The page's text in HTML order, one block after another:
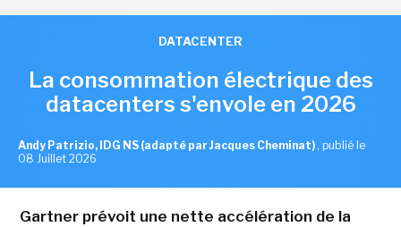
DATACENTER
La consommation électrique des
datacenters s'envole en 2026
Andy Patrizio, IDG NS (adapté par Jacques Cheminat) , publié le
08 Juillet 2026
Gartner prévoit une nette accélération de la